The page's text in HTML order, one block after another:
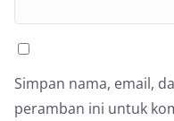
Simpan nama, email,
peramban ini untuk